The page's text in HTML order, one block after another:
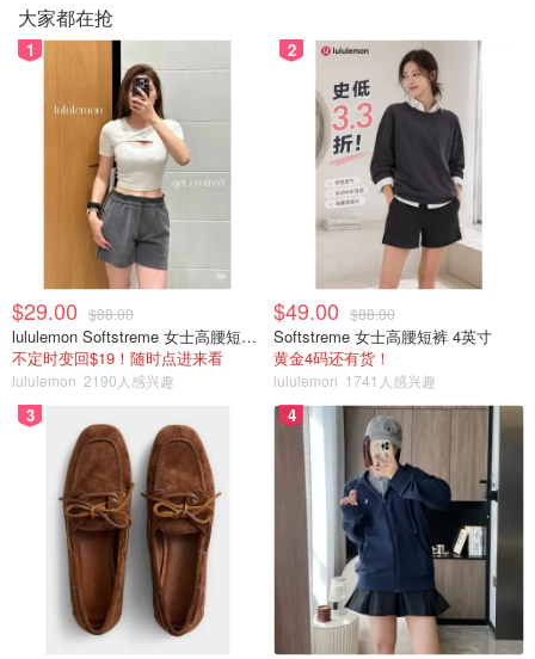
Winnie是维妮吖 1621
学习技巧
由于我本人选择的双板，所以先给大家来总结下双板学习时
候需要知道的小技巧。⛷️
1️⃣站姿与平衡：双板滑雪的关键是保持平衡。站在雪板上
时，弯曲膝盖，身体略微前倾，双脚自然分开。确保体重均
匀分布在两只脚上。
2️⃣掌握刹车：学会使用雪板边缘轻轻挖雪，掌握基本的刹车
技巧。脚呈现pizza一样的形状，上窄下宽，这有助于在下
坡时保持速度适中。个人认为能够刹住雪板是所有学习中最
重要的部分，新手一定一定要注意你的速度，不要求稳不要
追求快，要不然会很危险。
大家都在抢
1
$29.00 $88.00
lululemon Softstreme 女士高腰短裤 10cm
不定时变回$19！随时点进来看
lululemon 2190人感兴趣
2
$49.00 $88.00
Softstreme 女士高腰短裤 4英寸
黄金4码还有货！
lululemon 1741人感兴趣
3 4